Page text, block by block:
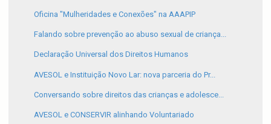
Oficina "Mulheridades e Conexões" na AAAPIP
Falando sobre prevenção ao abuso sexual de criança...
Declaração Universal dos Direitos Humanos
AVESOL e Instituição Novo Lar: nova parceria do Pr...
Conversando sobre direitos das crianças e adolesce...
AVESOL e CONSERVIR alinhando Voluntariado